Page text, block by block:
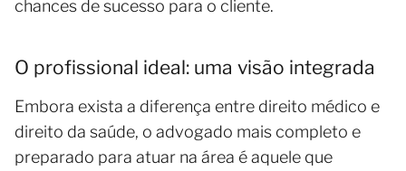
chances de sucesso para o cliente.
O profissional ideal: uma visão integrada
Embora exista a diferença entre direito médico e
direito da saúde, o advogado mais completo e
preparado para atuar na área é aquele que